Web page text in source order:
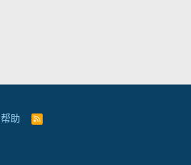
帮助
R